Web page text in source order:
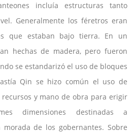
incluía estructuras tanto
Generalmente los féretros eran
que estaban bajo tierra. En un
hechas de madera, pero fueron
se estandarizó el uso de bloques
Qin se hizo común el uso de
y mano de obra para erigir
dimensiones destinadas a
de los gobernantes. Sobre